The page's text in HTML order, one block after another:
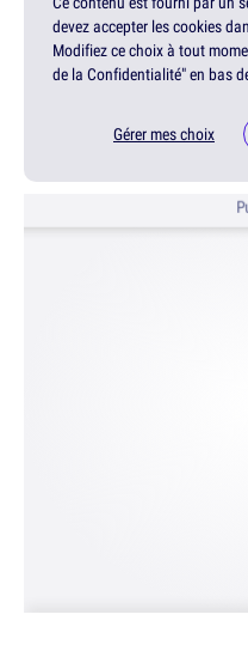
devez accepter les cookies
Modifiez ce choix à tout
de la Confidentialité" en bas
Gérer mes choix